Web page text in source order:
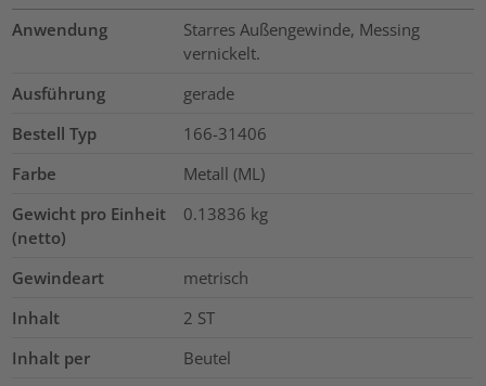
Anwendung
Starres Außengewinde, Messing
vernickelt.
Ausführung
gerade
Bestell Typ
166-31406
Farbe
Metall (ML)
Gewicht pro Einheit
(netto)
0.13836 kg
Gewindeart
metrisch
Inhalt
2 ST
Inhalt per
Beutel